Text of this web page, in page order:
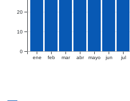
ene feb mar abr mayo jun jul
0
10
20